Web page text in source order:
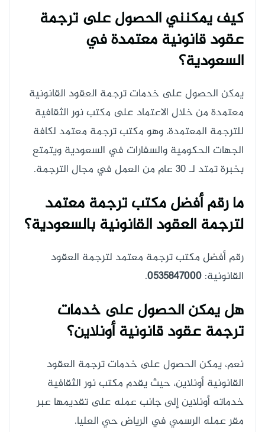
كيف يمكنني الحصول على ترجمة
عقود قانونية معتمدة في
السعودية؟
يمكن الحصول على خدمات ترجمة العقود القانونية
معتمدة من خلال الاعتماد على مكتب نور الثقافية
للترجمة المعتمدة، وهو مكتب ترجمة معتمد لكافة
الجهات الحكومية والسفارات في السعودية ويتمتع
بخبرة تمتد لـ 30 عام من العمل في مجال الترجمة.
ما رقم أفضل مكتب ترجمة معتمد
لترجمة العقود القانونية بالسعودية؟
رقم أفضل مكتب ترجمة معتمد لترجمة العقود
القانونية: 0535847000
.
هل يمكن الحصول على خدمات
ترجمة عقود قانونية أونلاين؟
نعم، يمكن الحصول على خدمات ترجمة العقود
القانونية أونلاين، حيث يقدم مكتب نور الثقافية
خدماته أونلاين إلى جانب عمله على تقديمها عبر
مقر عمله الرسمي في الرياض حي العليا.